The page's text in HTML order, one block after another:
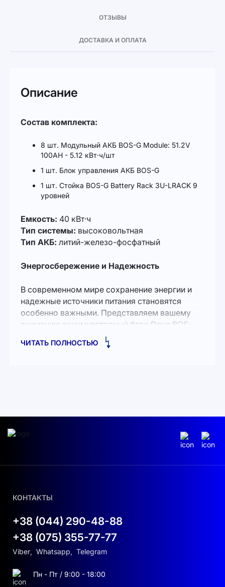
ОТЗЫВЫ
ДОСТАВКА И ОПЛАТА
Описание
Состав комплекта:
8 шт. Модульный АКБ BOS-G Module: 51.2V
100AH - 5.12 кВт·ч/шт
1 шт. Блок управления АКБ BOS-G
1 шт. Стойка BOS-G Battery Rack 3U-LRACK 9
уровней
Емкость: 40 кВт·ч
Тип системы: высоковольтная
Тип АКБ: литий-железо-фосфатный
Энергосбережение и Надежность
В современном мире сохранение энергии и
надежные источники питания становятся
особенно важными. Представляем вашему
вниманию аккумуляторный блок Deye BOS-
G12 61.44kW 614.4V 100Ah LiFePO4 HVB750V
RACK, который объединяет передовые
Долговечность
Аккумуляторный блок Deye BOS-G12 основан
технологии, которая имеет уникальные
экологически безопасными и значительно
более длительный срок службы по сравнению
с традиционными литий-ионными батареями и
Интеллектуальная Система Управления
ЧИТАТЬ ПОЛНОСТЬЮ
КОНТАКТЫ
+38 (044) 290-48-88
+38 (075) 355-77-77
Viber, Whatsapp, Telegram
Пн - Пт / 9:00 - 18:00